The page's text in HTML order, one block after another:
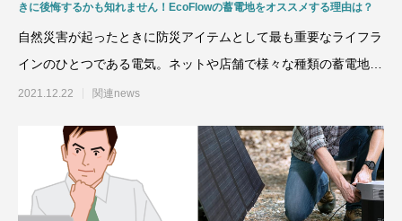
きに後悔するかも知れません！EcoFlowの蓄電地をオススメする理由は？
自然災害が起ったときに防災アイテムとして最も重要なライフラ
インのひとつである電気。ネットや店舗で様々な種類の蓄電地
（ポータブル電源）が売ら
2021.12.22 関連news